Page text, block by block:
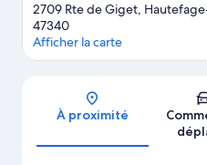
2709 Rte de Giget,
47340
Afficher la carte
À proximité